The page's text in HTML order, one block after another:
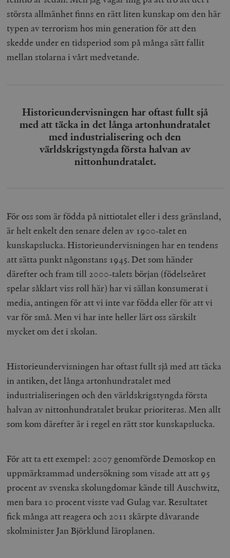
största allmänhet finns en rätt liten kunskap om den här
typen av terrorism hos min generation för att den
skedde under en tidsperiod som på många sätt fallit
mellan stolarna i vårt medvetande.
Historieundervisningen har oftast fullt sjå
med att täcka in det långa artonhundratalet
med industrialisering och den
världskrigstyngda första halvan av
nittonhundratalet.
För oss som är födda på nittiotalet eller i dess gränsland,
är helt enkelt den senare delen av 1900-talet en
kunskapslucka. Historieundervisningen har en tendens
att sätta punkt någonstans 1945. Det som händer
därefter och fram till 2000-talets början (födelseåret
spelar såklart viss roll här) har vi sällan konsumerat i
media, antingen för att vi inte var födda eller för att vi
var för små. Men vi har inte heller lärt oss särskilt
mycket om det i skolan.
Historieundervisningen har oftast fullt sjå med att täcka
in antiken, det långa artonhundratalet med
industrialiseringen och den världskrigstyngda första
halvan av nittonhundratalet brukar prioriteras. Men allt
som kom därefter är i regel en rätt stor kunskapslucka.
För att ta ett exempel: 2007 genomförde Demoskop en
uppmärksammad undersökning som visade att att 95
procent av svenska skolungdomar kände till Auschwitz,
men bara 10 procent visste vad Gulag var. Resultatet
fick många att reagera och 2011 skärpte dåvarande
skolminister Jan Björklund läroplanen.